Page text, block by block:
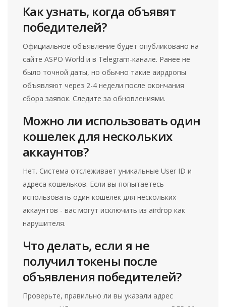
Как узнать, когда объявят
победителей?
Официальное объявление будет опубликовано на
сайте ASPO World и в Telegram-канале. Ранее не
было точной даты, но обычно такие аирдропы
объявляют через 2-4 недели после окончания
сбора заявок. Следите за обновлениями.
Можно ли использовать один
кошелек для нескольких
аккаунтов?
Нет. Система отслеживает уникальные User ID и
адреса кошельков. Если вы попытаетесь
использовать один кошелек для нескольких
аккаунтов - вас могут исключить из airdrop как
нарушителя.
Что делать, если я не
получил токены после
объявления победителей?
Проверьте, правильно ли вы указали адрес